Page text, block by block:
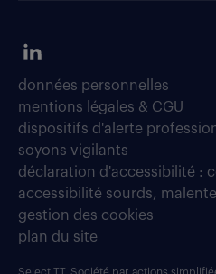
données personnelles
mentions légales & CGU
dispositifs d'alerte
soyons vigilants
déclaration d'accessibilité :
accessibilité sourds,
gestion des cookies
plan du site